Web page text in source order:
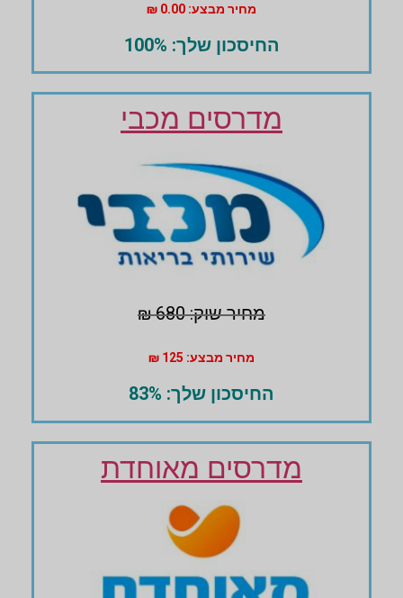
מחיר מבצע: 0.00 ₪
החיסכון שלך: 100%
מדרסים מכבי
מחיר שוק: 680 ₪
מחיר מבצע: 125 ₪
החיסכון שלך: 83%
מדרסים מאוחדת